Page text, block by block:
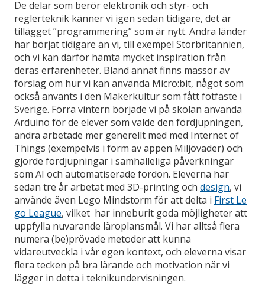
De delar som berör elektronik och styr- och
reglerteknik känner vi igen sedan tidigare, det är
tillägget ”programmering” som är nytt. Andra länder
har börjat tidigare än vi, till exempel Storbritannien,
och vi kan därför hämta mycket inspiration från
deras erfarenheter. Bland annat finns massor av
förslag om hur vi kan använda Micro:bit, något som
också använts i den Makerkultur som fått fotfäste i
Sverige. Förra vintern började vi på skolan använda
Arduino för de elever som valde den fördjupningen,
andra arbetade mer generellt med med Internet of
Things (exempelvis i form av appen Miljöväder) och
gjorde fördjupningar i samhälleliga påverkningar
som AI och automatiserade fordon. Eleverna har
sedan tre år arbetat med 3D-printing och design, vi
använde även Lego Mindstorm för att delta i First Le
go League, vilket har inneburit goda möjligheter att
uppfylla nuvarande läroplansmål. Vi har alltså flera
numera (be)prövade metoder att kunna
vidareutveckla i vår egen kontext, och eleverna visar
flera tecken på bra lärande och motivation när vi
lägger in detta i teknikundervisningen.